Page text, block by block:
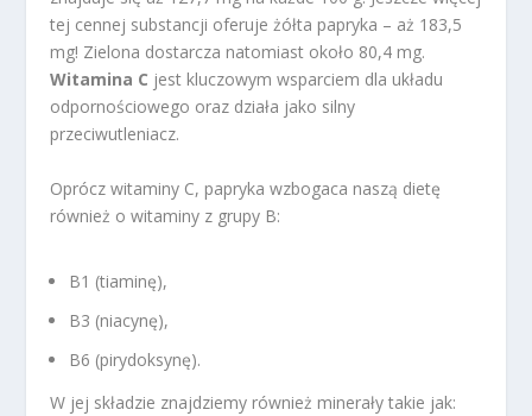
tej cennej substancji oferuje żółta papryka – aż 183,5
mg! Zielona dostarcza natomiast około 80,4 mg.
Witamina C jest kluczowym wsparciem dla układu
odpornościowego oraz działa jako silny
przeciwutleniacz.
Oprócz witaminy C, papryka wzbogaca naszą dietę
również o witaminy z grupy B:
B1 (tiaminę),
B3 (niacynę),
B6 (pirydoksynę).
W jej składzie znajdziemy również minerały takie jak: